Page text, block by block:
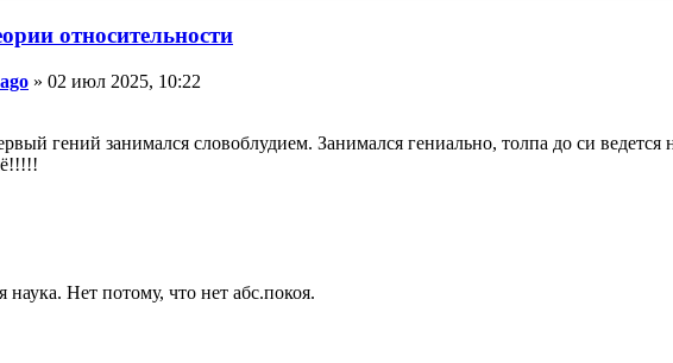
относительности
» 02 июл 2025, 10:22
гений занимался словоблудием. Занимался гениально, толпа до си ведется
Нет потому, что нет абс.покоя.